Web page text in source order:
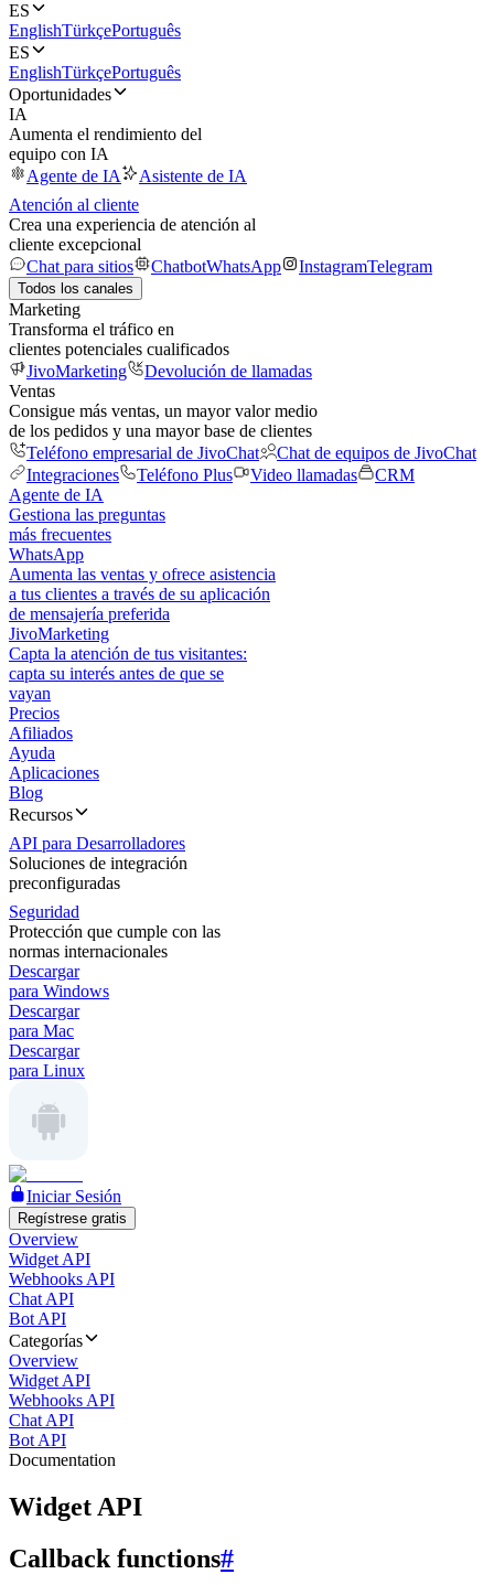
ES
EnglishTürkçePortuguês
ES
EnglishTürkçePortuguês
Oportunidades
IA
Aumenta el rendimiento del
equipo con IA
Agente de IA
Asistente de IA
Atención al cliente
Crea una experiencia de atención al
cliente excepcional
Chat para sitios
ChatbotWhatsApp InstagramTelegram
Todos los canales
Marketing
Transforma el tráfico en
clientes potenciales cualificados
JivoMarketing
Devolución de llamadas
Ventas
Consigue más ventas, un mayor valor medio
de los pedidos y una mayor base de clientes
Teléfono empresarial de JivoChat
Chat de equipos de JivoChat
Integraciones
Teléfono Plus Video llamadas
CRM
Agente de IA
Gestiona las preguntas
más frecuentes
WhatsApp
Aumenta las ventas y ofrece asistencia
a tus clientes a través de su aplicación
de mensajería preferida
JivoMarketing
Capta la atención de tus visitantes:
capta su interés antes de que se
vayan
Precios
Afiliados
Ayuda
Aplicaciones
Blog
Recursos
API para Desarrolladores
Soluciones de integración
preconfiguradas
Seguridad
Protección que cumple con las
normas internacionales
Descargar
para Windows
Descargar
para Mac
Descargar
para Linux
Iniciar Sesión
Regístrese gratis
Overview
Widget API
Webhooks API
Chat API
Bot API
Categorías
Overview
Widget API
Webhooks API
Chat API
Bot API
Documentation
Widget API
Callback functions#